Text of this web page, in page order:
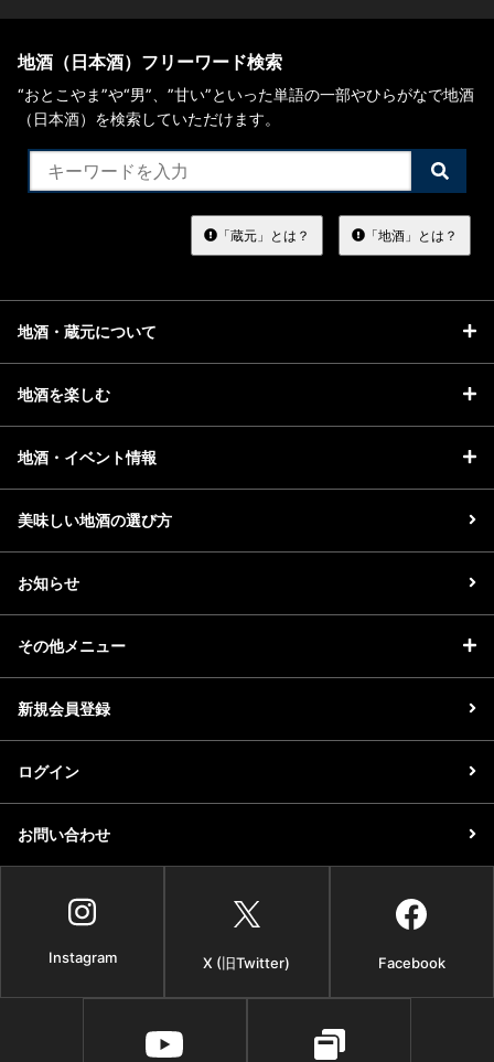
地酒（日本酒）フリーワード検索
“おとこやま”や“男”、”甘い”といった単語の一部やひらがなで地酒
（日本酒）を検索していただけます。
検
索
る
「蔵元」とは？ 「地酒」とは？
地酒・蔵元について
地酒を楽しむ
地酒・イベント情報
美味しい地酒の選び方
お知らせ
その他メニュー
新規会員登録
ログイン
お問い合わせ
Instagram X (旧Twitter) Facebook